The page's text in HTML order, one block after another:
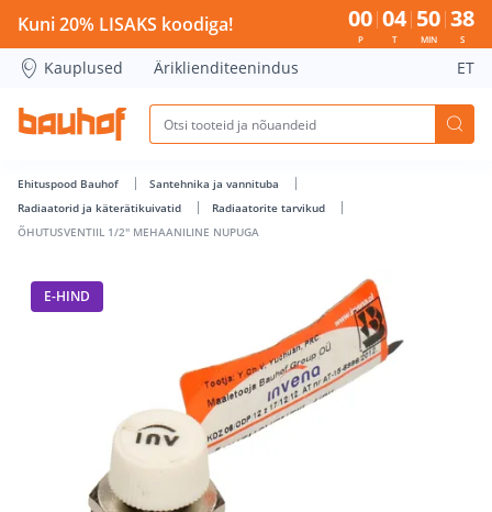
ÕHUTUSVENTIIL 1/2&quot; MEHAANILINE NUPUGA -
Kuni 20% LISAKS koodiga! 00
P
04
T
50
MIN
37
S
Kauplused Äriklienditeenindus ET
Ehituspood Bauhof
Santehnika ja vannituba
Radiaatorid ja käterätikuivatid
Radiaatorite tarvikud
ÕHUTUSVENTIIL 1/2" MEHAANILINE NUPUGA
E-HIND